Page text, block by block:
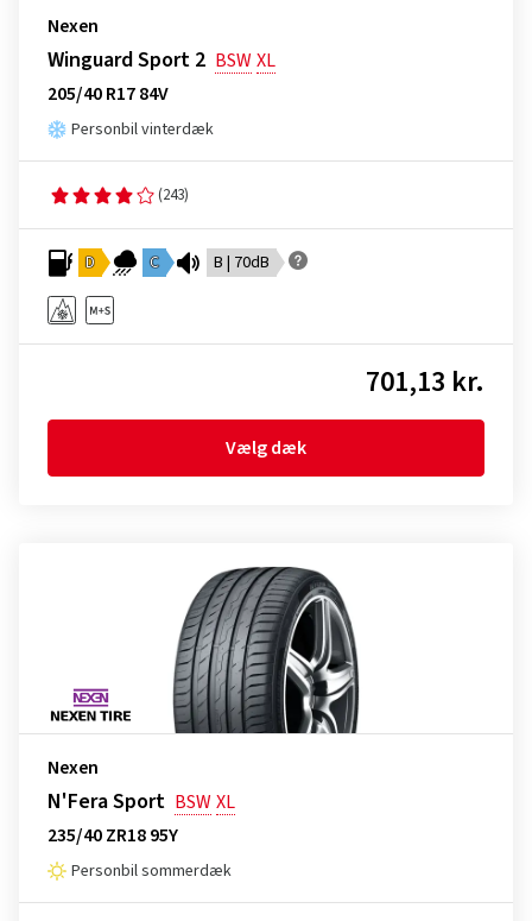
Nexen
Winguard Sport 2 BSWXL
205/40 R17 84V
Personbil vinterdæk
(243)
D C B | 70dB
701,13 kr.
Vælg dæk
Nexen
N'Fera Sport BSWXL
235/40 ZR18 95Y
Personbil sommerdæk